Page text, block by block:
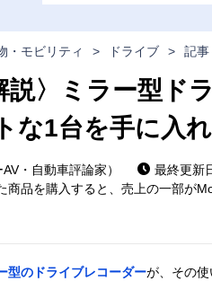
・モビリティ > ドライブ > 記事
説〉ミラー型ド
な1台を手に入
・自動車評論家）
最終更新
品を購入すると、売上の一部が
型のドライブレコーダーが、その使